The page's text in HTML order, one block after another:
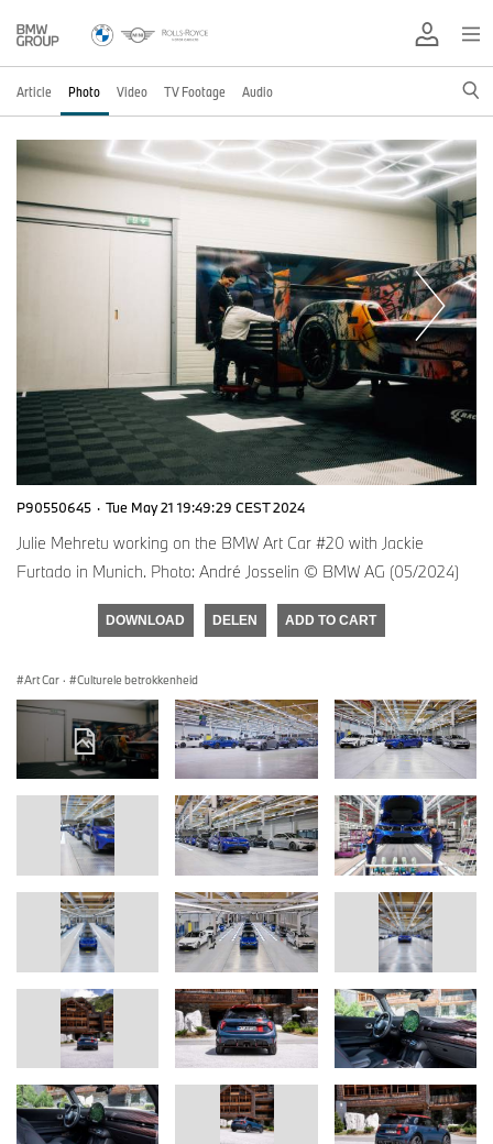
Article Photo Video TV Footage Audio
P90550645 · Tue May 21 19:49:29 CEST 2024
Julie Mehretu working on the BMW Art Car #20 with Jackie
Furtado in Munich. Photo: André Josselin © BMW AG (05/2024)
DOWNLOAD DELEN ADD TO CART
Art Car · Culturele betrokkenheid